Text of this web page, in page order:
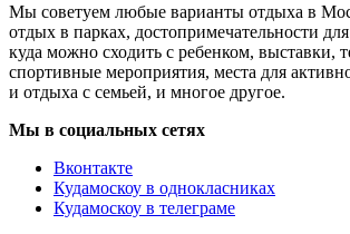
Мы советуем любые варианты отдыха в
отдых в парках, достопримечательности
куда можно сходить с ребенком, выставки,
спортивные мероприятия, места для
и отдыха с семьей, и многое другое.
Мы в социальных сетях
Вконтакте
Кудамоскоу в однокласниках
Кудамоскоу в телеграме